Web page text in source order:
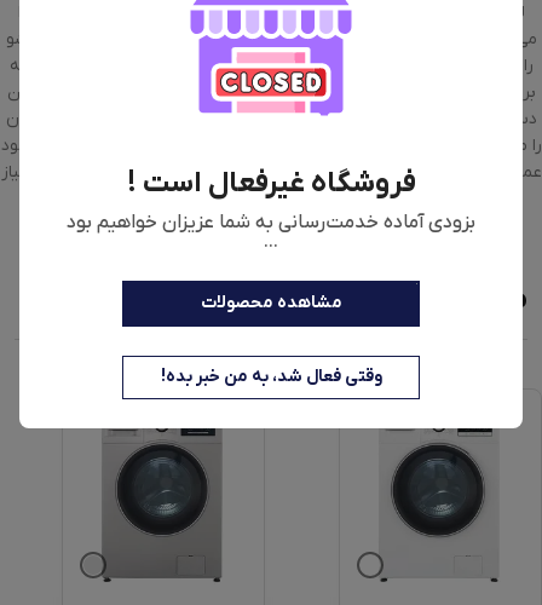
فروشگاه غیرفعال است !
بزودی آماده خدمت‌رسانی به شما عزیزان خواهیم بود
...
مشاهده محصولات
وقتی فعال شد، به من خبر بده!
لکه بری و حالت شستشوی با بخار است. این ویژگی‌ها به شما این امکان را
می‌دهند که بسته به نوع لباس و میزان کثیفی آن‌ها، بهترین برنامه شستشو
را انتخاب کنید. همچنین، قابلیت تنظیم دما به شما این امکان را می‌دهد که
برای شستشوی انواع لباس‌ها، دمای آب را مطابق با نیاز خود تنظیم کنید. این
دستگاه همچنین دارای سیستم تأخیر در شستشو است که به شما این امکان
را می‌دهد که زمان شروع شستشو را به تأخیر بیندازید و طبق برنامه‌ریزی خود
عمل کنید. طراحی درب این دستگاه به سمت چپ باز می‌شود که در صورت نیاز
به دسترسی راحت‌تر به محفظه شستشو مفید است.
محصولات مشابه